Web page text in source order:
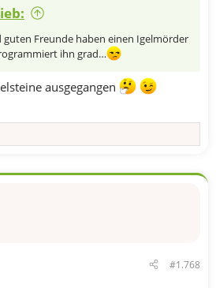
Freunde haben einen Igelmörder
ihn grad…
ausgegangen
#1.768